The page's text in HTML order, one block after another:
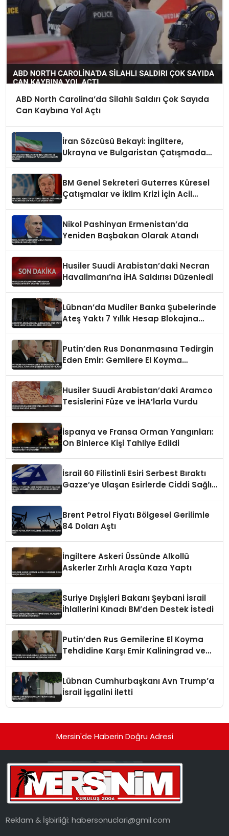
ABD North Carolina’da Silahlı Saldırı Çok Sayıda
Can Kaybına Yol Açtı
İran Sözcüsü Bekayi: İngiltere,
Ukrayna ve Bulgaristan Çatışmada
BM Genel Sekreteri Guterres Küresel
Çatışmalar ve İklim Krizi İçin Acil
Nikol Pashinyan Ermenistan’da
Yeniden Başbakan Olarak Atandı
Husiler Suudi Arabistan’daki Necran
Havalimanı’na İHA Saldırısı Düzenledi
Lübnan’da Mudiler Banka Şubelerinde
Ateş Yaktı 7 Yıllık Hesap Blokajına
Putin’den Rus Donanmasına Tedirgin
Eden Emir: Gemilere El Koyma
Husiler Suudi Arabistan’daki Aramco
Tesislerini Füze ve İHA’larla Vurdu
İspanya ve Fransa Orman Yangınları:
On Binlerce Kişi Tahliye Edildi
İsrail 60 Filistinli Esiri Serbest Bıraktı
Gazze’ye Ulaşan Esirlerde Ciddi Sağlık
Brent Petrol Fiyatı Bölgesel Gerilimle
84 Doları Aştı
İngiltere Askeri Üssünde Alkollü
Askerler Zırhlı Araçla Kaza Yaptı
Suriye Dışişleri Bakanı Şeybani İsrail
İhlallerini Kınadı BM’den Destek İstedi
Putin’den Rus Gemilerine El Koyma
Tehdidine Karşı Emir Kaliningrad ve
Lübnan Cumhurbaşkanı Avn Trump’a
İsrail İşgalini İletti
Mersin'de Haberin Doğru Adresi
Reklam & İşbirliği:habersonuclari@gmil.com